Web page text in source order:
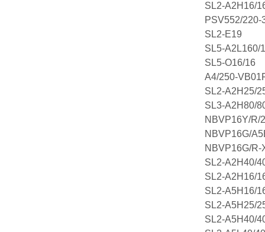
SL2-A2H16/
PSV552/
SL2-E19
SL5-A2L160/
SL5-O16/16
A4/250-
SL2-A2H25/
SL3-A2H80/
NBVP16Y/R/
NBVP16G/
NBVP16G/R-
SL2-A2H40/
SL2-A2H16/
SL2-A5H16/
SL2-A5H25/
SL2-A5H40/